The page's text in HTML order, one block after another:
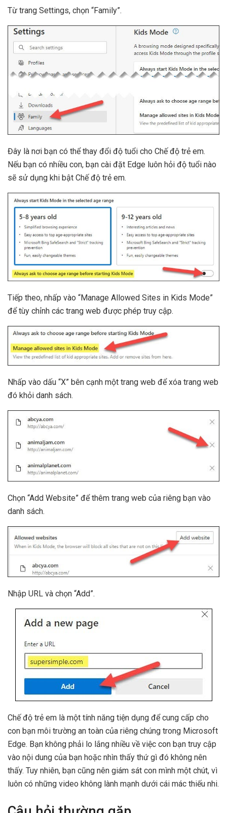
Từ trang Settings, chọn “Family”.
Đây là nơi bạn có thể thay đổi độ tuổi cho Chế độ trẻ em.
Nếu bạn có nhiều con, bạn cài đặt Edge luôn hỏi độ tuổi nào
sẽ sử dụng khi bật Chế độ trẻ em.
Tiếp theo, nhấp vào “Manage Allowed Sites in Kids Mode”
để tùy chỉnh các trang web được phép truy cập.
Nhấp vào dấu “X” bên cạnh một trang web để xóa trang web
đó khỏi danh sách.
Chọn “Add Website” để thêm trang web của riêng bạn vào
danh sách.
Nhập URL và chọn “Add”.
Chế độ trẻ em là một tính năng tiện dụng để cung cấp cho
con bạn môi trường an toàn của riêng chúng trong Microsoft
Edge. Bạn không phải lo lắng nhiều về việc con bạn truy cập
vào nội dung của bạn hoặc nhìn thấy thứ gì đó không nên
thấy. Tuy nhiên, bạn cũng nên giám sát con mình một chút, vì
luôn có những video không lành mạnh dưới cái mác thiếu nhi.